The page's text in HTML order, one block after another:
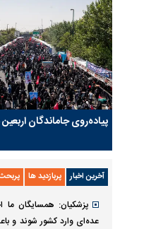
پیاده‌روی جاماندگان اربعین
آخرین اخبار پربازدید ها
پزشکیان: همسایگان ما
عده‌ای وارد کشور شوند و